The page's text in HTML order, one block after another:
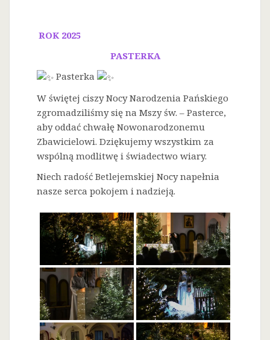
ROK 2025
PASTERKA
Pasterka
W świętej ciszy Nocy Narodzenia Pańskiego
zgromadziliśmy się na Mszy św. – Pasterce,
aby oddać chwałę Nowonarodzonemu
Zbawicielowi. Dziękujemy wszystkim za
wspólną modlitwę i świadectwo wiary.
Niech radość Betlejemskiej Nocy napełnia
nasze serca pokojem i nadzieją.